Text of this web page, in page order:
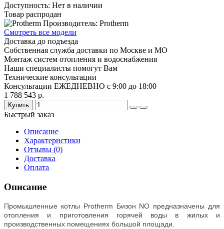
Доступность: Нет в наличии
Товар распродан
Производитель: Protherm
Смотреть все модели
Доставка до подъезда
Собственная служба доставки по Москве и МО
Монтаж систем отопления и водоснабжения
Наши специалисты помогут Вам
Технические консультации
Консультации ЕЖЕДНЕВНО с 9:00 до 18:00
1 788 543 р.
Купить
Быстрый заказ
Описание
Характеристики
Отзывы (0)
Доставка
Оплата
Описание
Промышленные котлы Protherm Бизон NО предназначены для
отопления и приготовления горячей воды в жилых и
производственных помещениях большой площади.